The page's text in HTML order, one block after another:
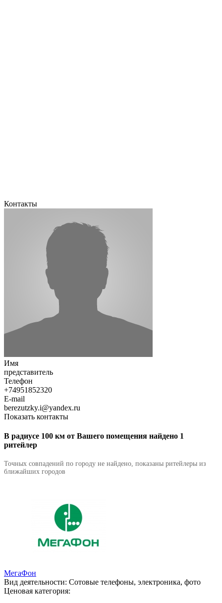
Контакты
Имя
представитель
Телефон
+74951852320
E-mail
berezutzky.i@yandex.ru
Показать контакты
В радиусе 100 км от Вашего помещения найдено 1
ритейлер
Точных совпадений по городу не найдено, показаны ритейлеры из
ближайших городов
МегаФон
Вид деятельности: Сотовые телефоны, электроника, фото
Ценовая категория: